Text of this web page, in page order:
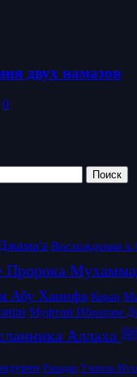
двух намазов
0
Восхождение к
Абу Ханифа Коран
Муфтий Ибрагим
Намаз посланника Аллаха ﷺ
Рамадан